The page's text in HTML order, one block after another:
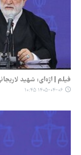
فیلم | اژه‌ای: شهید
۱۴۰۵-۰۴-۰۶ ۱۰:۴۵